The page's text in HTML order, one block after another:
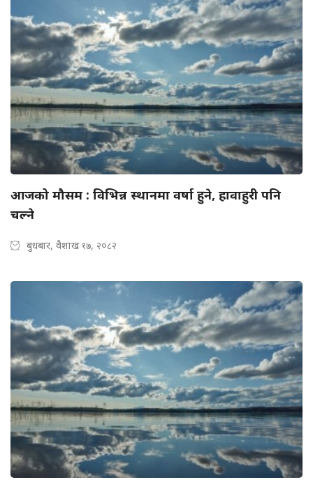
आजको मौसम : विभिन्न स्थानमा वर्षा हुने, हावाहुरी पनि
चल्ने
बुधबार, वैशाख १७, २०८२